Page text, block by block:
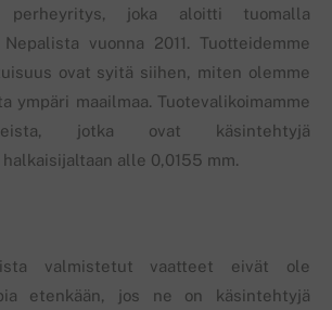
perheyritys, joka aloitti tuomalla
vuonna 2011. Tuotteidemme
ovat syitä siihen, miten olemme
ympäri maailmaa. Tuotevalikoimamme
jotka ovat käsintehtyjä
alle 0,0155 mm.
valmistetut vaatteet eivät ole
etenkään, jos ne on käsintehtyjä